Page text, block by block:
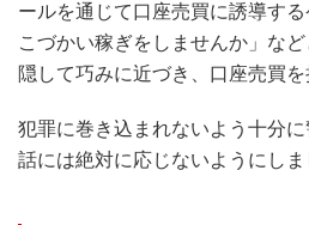
ールを通じて口座売買に誘導す
こづかい稼ぎをしませんか」な
隠して巧みに近づき、口座売買を
犯罪に巻き込まれないよう十分
話には絶対に応じないようにしま